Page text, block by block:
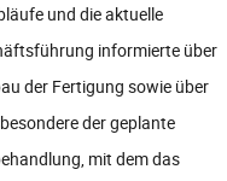
und die aktuelle
informierte über
der Fertigung sowie über
der geplante
mit dem das